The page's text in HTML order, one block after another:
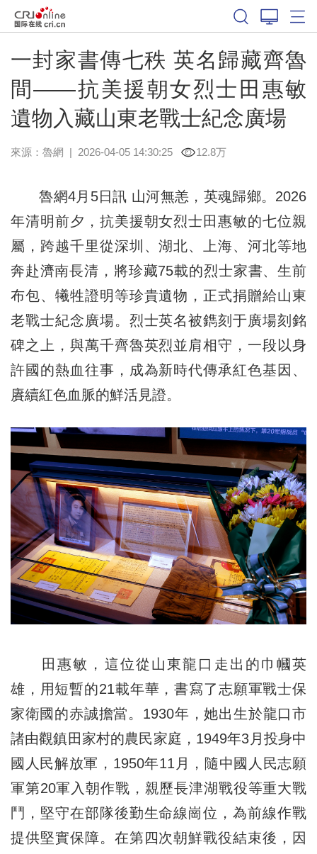
一封家書傳七秩 英名歸藏齊魯
間——抗美援朝女烈士田惠敏
遺物入藏山東老戰士紀念廣場
來源： 魯網 | 2026-04-05 14:30:25 12.8万
魯網4月5日訊 山河無恙，英魂歸鄉。2026
年清明前夕，抗美援朝女烈士田惠敏的七位親
屬，跨越千里從深圳、湖北、上海、河北等地
奔赴濟南長清，將珍藏75載的烈士家書、生前
布包、犧牲證明等珍貴遺物，正式捐贈給山東
老戰士紀念廣場。烈士英名被鐫刻于廣場刻銘
碑之上，與萬千齊魯英烈並肩相守，一段以身
許國的熱血往事，成為新時代傳承紅色基因、
賡續紅色血脈的鮮活見證。
田惠敏，這位從山東龍口走出的巾幗英
雄，用短暫的21載年華，書寫了志願軍戰士保
家衛國的赤誠擔當。1930年，她出生於龍口市
諸由觀鎮田家村的農民家庭，1949年3月投身中
國人民解放軍，1950年11月，隨中國人民志願
軍第20軍入朝作戰，親歷長津湖戰役等重大戰
鬥，堅守在部隊後勤生命線崗位，為前線作戰
提供堅實保障。在第四次朝鮮戰役結束後，因